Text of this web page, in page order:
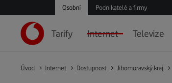
Osobní Podnikatelé a firmy
Tarify Internet Televize
Úvod Internet Dostupnost Jihomoravský kraj